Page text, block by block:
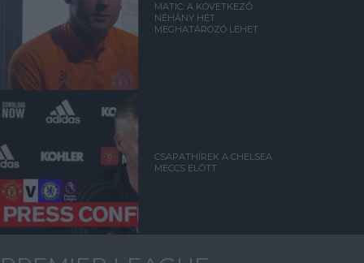
MATIC: A KÖVETKEZŐ
NÉHÁNY HÉT
MEGHATÁROZÓ LEHET
CSAPATHÍREK A CHELSEA
MECCS ELŐTT